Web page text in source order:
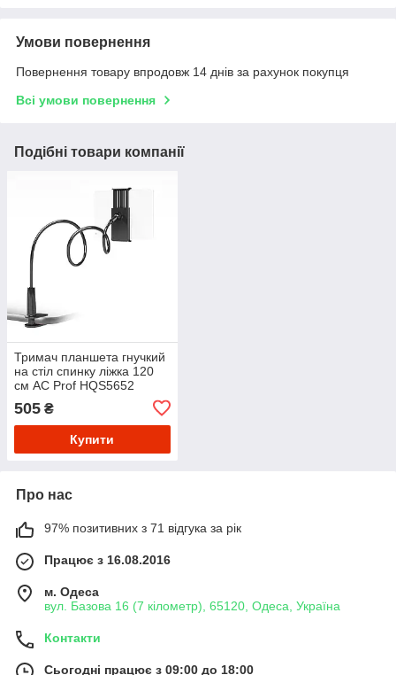
Умови повернення
Повернення товару впродовж 14 днів за рахунок покупця
Всі умови повернення
Подібні товари компанії
Тримач планшета гнучкий
на стіл спинку ліжка 120
см AC Prof HQS5652
505 ₴
Купити
Про нас
97% позитивних з 71 відгука за рік
Працює з 16.08.2016
м. Одеса
вул. Базова 16 (7 кілометр), 65120, Одеса, Україна
Контакти
Сьогодні працює з 09:00 до 18:00